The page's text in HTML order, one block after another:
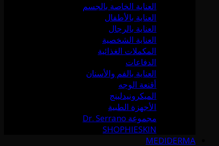
العناية الخاصة بالجسم
العناية بالأطفال
العناية بالرجال
العناية الشخصية
المكملات الغذائية
الدفاعات
العناية بالفم والأسنان
أقنعة الوجه
الميكرونيدلينج
الأجهزة الطبية
مجموعة Dr. Serrano
SHOPHIESKIN
MEDIDERMA